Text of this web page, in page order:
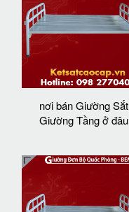
nơi bán Giường Sắt
Giường Tầng ở đâu